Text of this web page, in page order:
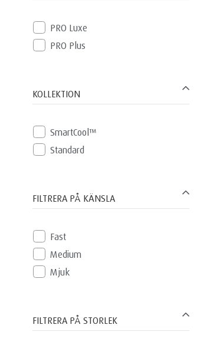
PRO Luxe
PRO Plus
KOLLEKTION
SmartCool™
Standard
FILTRERA PÅ KÄNSLA
Fast
Medium
Mjuk
FILTRERA PÅ STORLEK